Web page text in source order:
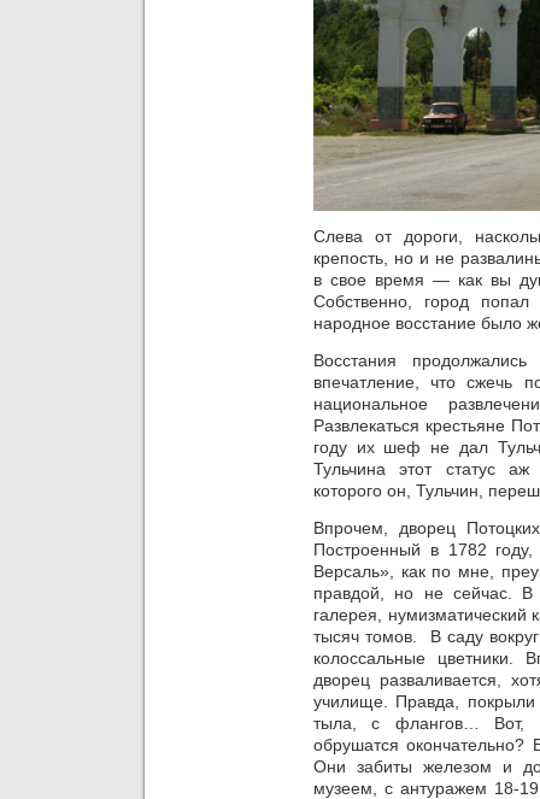
Слева от дороги,
крепость, но и не
в свое время — как вы
Собственно, город
народное восстание было
Восстания
впечатление, что сжечь
национальное
Развлекаться крестьяне
году их шеф не дал
Тульчина этот статус
которого он, Тульчин,
Впрочем, дворец
Построенный в 1782
Версаль», как по мне,
правдой, но не сейчас.
галерея, нумизматический
тысяч томов. В саду
колоссальные
дворец разваливается,
училище. Правда,
тыла, с флангов… Вот,
обрушатся окончательно?
Они забиты железом и
музеем, с антуражем 18-